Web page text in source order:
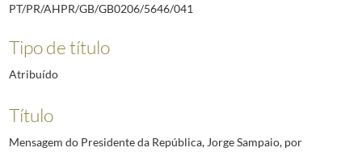
PT/PR/AHPR/GB/GB0206/5646/041
Tipo de título
Atribuído
Título
Mensagem do Presidente da República, Jorge Sampaio, por